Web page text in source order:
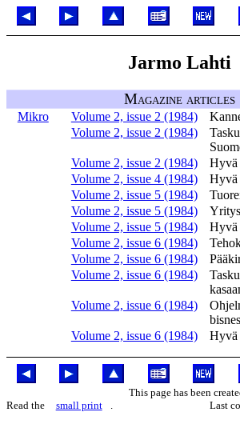
Jarmo Lahti
Magazine articles
Mikro Volume 2, issue 2 (1984)
Volume 2, issue 2 (1984)
Volume 2, issue 2 (1984)
Hyvä
Volume 2, issue 4 (1984)
Hyvä
Volume 2, issue 5 (1984)
Volume 2, issue 5 (1984)
Volume 2, issue 5 (1984)
Hyvä
Volume 2, issue 6 (1984)
Volume 2, issue 6 (1984)
Volume 2, issue 6 (1984)
Volume 2, issue 6 (1984)
Volume 2, issue 6 (1984)
Hyvä
This page has been
Read the
small print Last